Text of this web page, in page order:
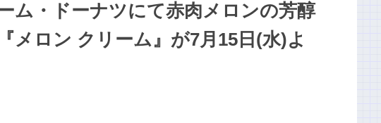
ム・ドーナツにて赤肉メロンの芳醇
メロン クリーム』が7月15日(水)よ